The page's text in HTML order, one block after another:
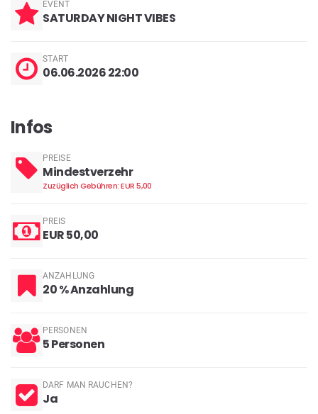
EVENT
SATURDAY NIGHT VIBES
START
06.06.2026 22:00
Infos
PREISE
Mindestverzehr
Zuzüglich Gebühren: EUR 5,00
PREIS
EUR 50,00
ANZAHLUNG
20 % Anzahlung
PERSONEN
5 Personen
DARF MAN RAUCHEN?
Ja